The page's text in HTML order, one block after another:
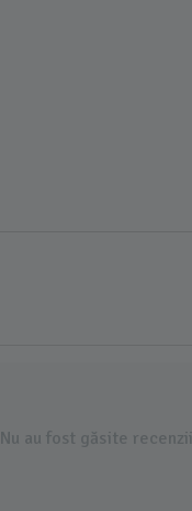
Nu au fost găsite recenzii